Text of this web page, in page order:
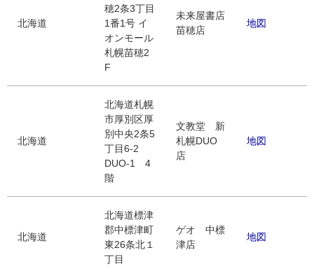
北海道
穂2条3丁目
1番1号 イ
オンモール
札幌苗穂2
F
未来屋書店
苗穂店
地図
北海道
北海道札幌
市厚別区厚
別中央2条5
丁目6-2
DUO-1 4
階
文教堂 新
札幌DUO
店
地図
北海道
北海道標津
郡中標津町
東26条北１
丁目
ゲオ 中標
津店
地図